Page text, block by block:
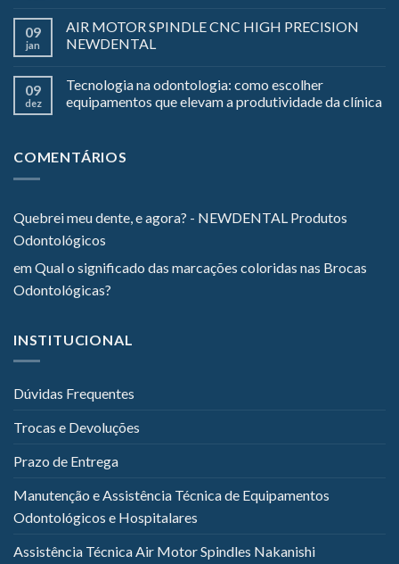
09
jan
AIR MOTOR SPINDLE CNC HIGH PRECISION
NEWDENTAL
09
dez
Tecnologia na odontologia: como escolher
equipamentos que elevam a produtividade da clínica
COMENTÁRIOS
Quebrei meu dente, e agora? - NEWDENTAL Produtos
Odontológicos
emQual o significado das marcações coloridas nas Brocas
Odontológicas?
INSTITUCIONAL
Dúvidas Frequentes
Trocas e Devoluções
Prazo de Entrega
Manutenção e Assistência Técnica de Equipamentos
Odontológicos e Hospitalares
Assistência Técnica Air Motor Spindles Nakanishi